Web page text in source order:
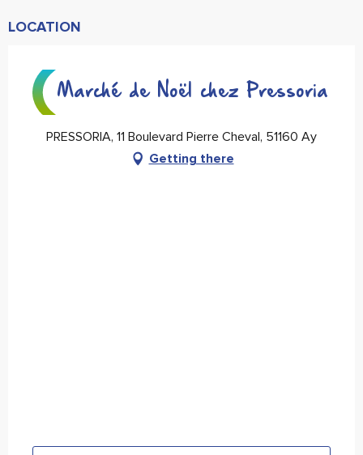
LOCATION
Marché de Noël chez Pressoria
PRESSORIA, 11 Boulevard Pierre Cheval, 51160 Ay
Getting there